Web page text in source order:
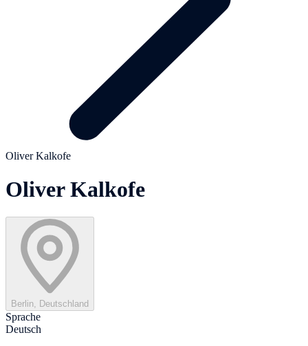
Oliver Kalkofe
Oliver Kalkofe
Berlin, Deutschland
Sprache
Deutsch